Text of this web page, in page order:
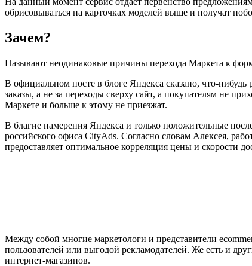
обрисовываться на карточках моделей выше и получат
Зачем?
Называют неодинаковые причины перехода Маркета к
В официальном посте в блоге Яндекса сказано, что-
заказы, а не за переходы сверху сайт, а покупателям не
Маркете и больше к этому не приезжат.
В благие намерения Яндекса и только положительные
российского офиса CityAds. Согласно словам Алексея,
предоставляет оптимальное корреляция цены и скорости
Между собой многие маркетологи и представители
пользователей или выгодой рекламодателей. Же есть и
интернет-магазинов.